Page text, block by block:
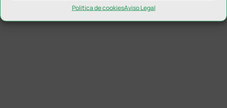
Política de cookiesAviso Legal